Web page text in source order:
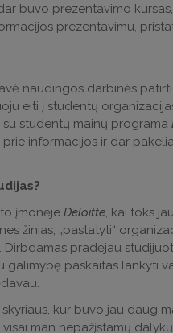
buvo prezentavimo
prezentavimu,
naudingos darbinės
eiti į studentų
studentų mainų programa
informacijos ir dar
įmonėje Deloitte, kai toks
žinias, „pastatyti“
Dirbdamas pradėjau
paskaitas lankyti
kur buvo jau daug
man nepažįstamų